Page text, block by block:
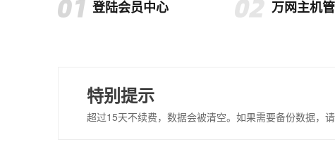
登陆会员中心 万网主机
特别提示
超过15天不续费，数据会被清空。如果需要备份数据，